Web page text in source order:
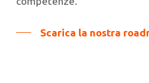
Scarica la nostra